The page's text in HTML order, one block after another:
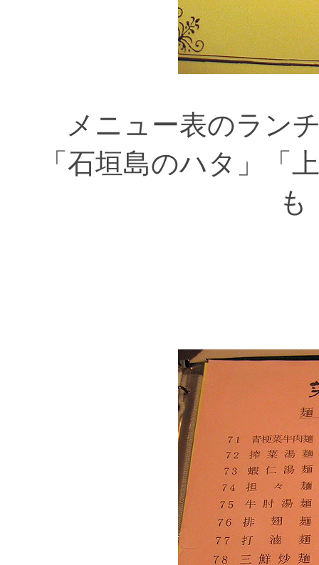
メニュー表のラン
「石垣島のハタ」「
も